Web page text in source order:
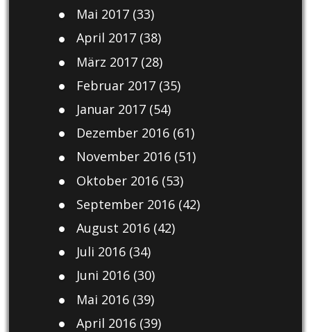
Mai 2017(33)
April 2017(38)
März 2017(28)
Februar 2017(35)
Januar 2017(54)
Dezember 2016(61)
November 2016(51)
Oktober 2016(53)
September 2016(42)
August 2016(42)
Juli 2016(34)
Juni 2016(30)
Mai 2016(39)
April 2016(39)